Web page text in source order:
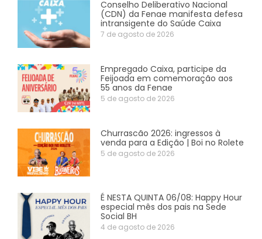
Conselho Deliberativo Nacional
(CDN) da Fenae manifesta defesa
intransigente do Saúde Caixa
7 de agosto de 2026
Empregado Caixa, participe da
Feijoada em comemoração aos
55 anos da Fenae
5 de agosto de 2026
Churrascão 2026: ingressos à
venda para a Edição | Boi no Rolete
5 de agosto de 2026
É NESTA QUINTA 06/08: Happy Hour
especial mês dos pais na Sede
Social BH
4 de agosto de 2026